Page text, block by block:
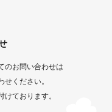
のお問い合わせは
ください。
けております。